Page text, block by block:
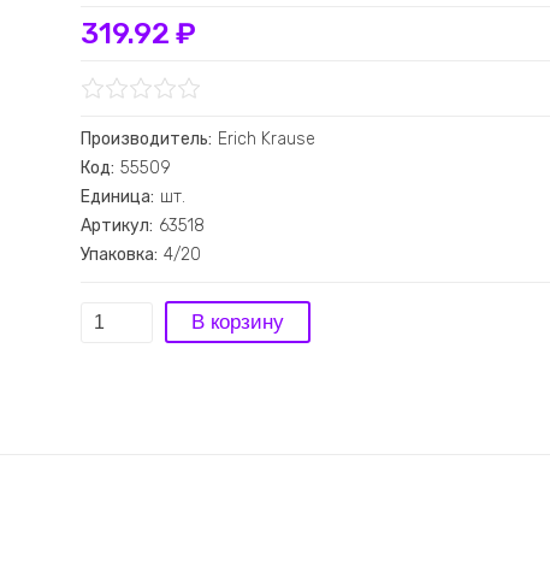
319.92 ₽
Производитель: Erich Krause
Код: 55509
Единица: шт.
Артикул: 63518
Упаковка: 4/20